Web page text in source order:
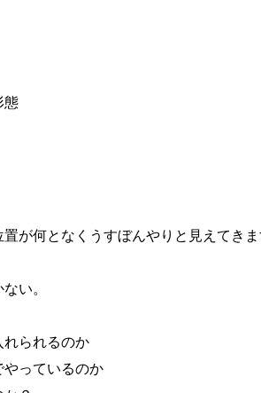
態
が何となくうすぼんやりと見えてきま
い。
れられるのか
やっているのか